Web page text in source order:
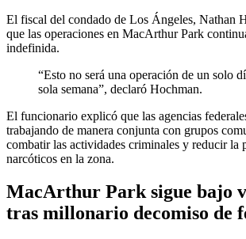
El fiscal del condado de Los Ángeles, Nathan
que las operaciones en MacArthur Park
indefinida.
“Esto no será una operación de un solo
sola semana”, declaró Hochman.
El funcionario explicó que las agencias
trabajando de manera conjunta con grupos
combatir las actividades criminales y reducir la
narcóticos en la zona.
MacArthur Park sigue bajo
tras millonario decomiso de